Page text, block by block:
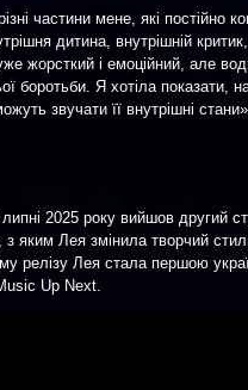
частини мене, які постійно
дитина, внутрішній
жорсткий і емоційний, але
боротьби. Я хотіла показати,
звучати її внутрішні
2025 року вийшов другий
яким Лея змінила творчий
релізу Лея стала першою
Up Next.